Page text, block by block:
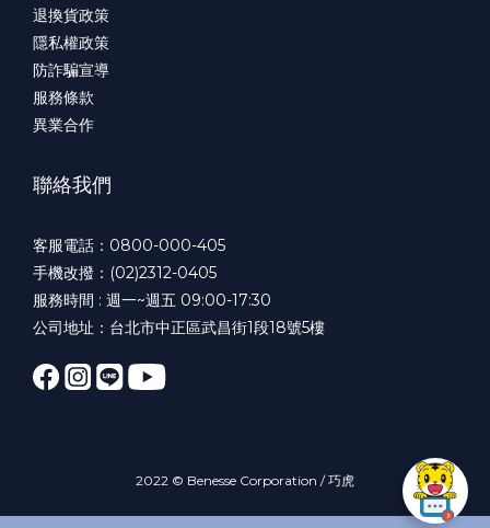
退換貨政策
隱私權政策
防詐騙宣導
服務條款
異業合作
聯絡我們
客服電話：0800-000-405
手機改撥：(02)2312-0405
服務時間 : 週一~週五 09:00-17:30
公司地址：台北市中正區武昌街1段18號5樓
2022 © Benesse Corporation / 巧虎